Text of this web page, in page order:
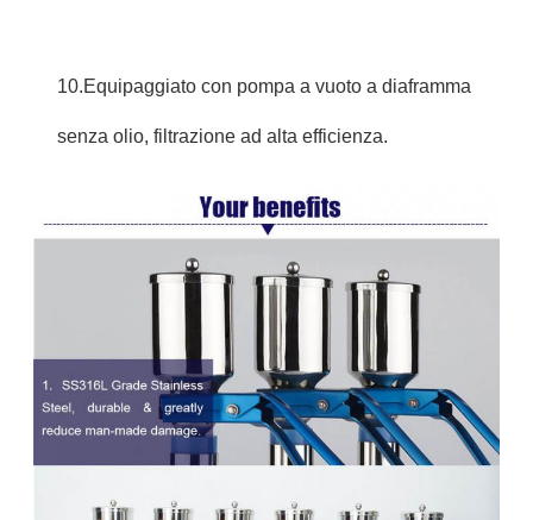
10.Equipaggiato con pompa a vuoto a diaframma
senza olio, filtrazione ad alta efficienza.